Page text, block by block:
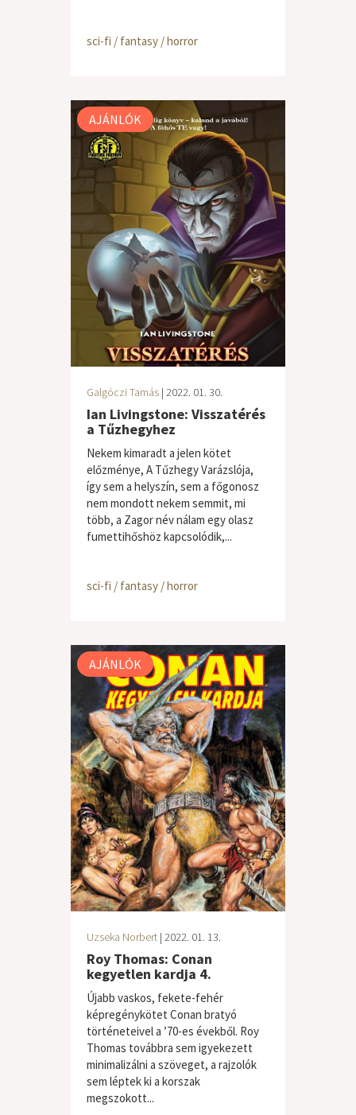
sci-fi / fantasy / horror
AJÁNLÓK
Galgóczi Tamás | 2022. 01. 30.
Ian Livingstone: Visszatérés
a Tűzhegyhez
Nekem kimaradt a jelen kötet
előzménye, A Tűzhegy Varázslója,
így sem a helyszín, sem a főgonosz
nem mondott nekem semmit, mi
több, a Zagor név nálam egy olasz
fumettihőshöz kapcsolódik,...
sci-fi / fantasy / horror
AJÁNLÓK
Uzseka Norbert | 2022. 01. 13.
Roy Thomas: Conan
kegyetlen kardja 4.
Újabb vaskos, fekete-fehér
képregénykötet Conan bratyó
történeteivel a ’70-es évekből. Roy
Thomas továbbra sem igyekezett
minimalizálni a szöveget, a rajzolók
sem léptek ki a korszak
megszokott...